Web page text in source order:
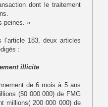
dont le traitement
peines. »
l’article 183, deux articles
:
illicite
de 6 mois à 5 ans
(50 000 000) de FMG
millions( 200 000 000) de